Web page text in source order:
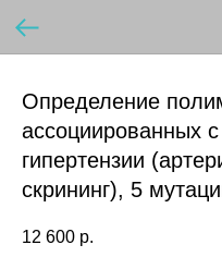
Определение
ассоциированных
гипертензии
скрининг), 5
12 600 р.